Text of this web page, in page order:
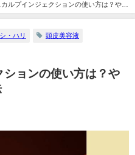
ルプインジェクションの使い方は？やり
・ハリ 頭皮美容液
ョンの使い方は？や